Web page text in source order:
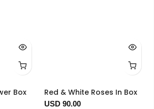
Box Red & White Roses In Box
USD 90.00